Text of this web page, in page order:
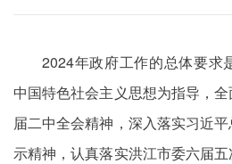
2024年政府工作的总体要求
中国特色社会主义思想为指导，
届二中全会精神，深入落实习近
示精神，认真落实洪江市委六届